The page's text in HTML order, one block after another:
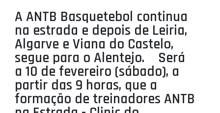
MINIBASQUETE
ÁREA TÉCNICA
PROJETOS
LIGA BETCLIC MASCULINA
LIGA BETCLIC FEMININA
A ANTB Basquetebol continua
na estrada e depois de Leiria,
Algarve e Viana do Castelo,
segue para o Alentejo. Será
a 10 de fevereiro (sábado), a
partir das 9 horas, que a
formação de treinadores ANTB